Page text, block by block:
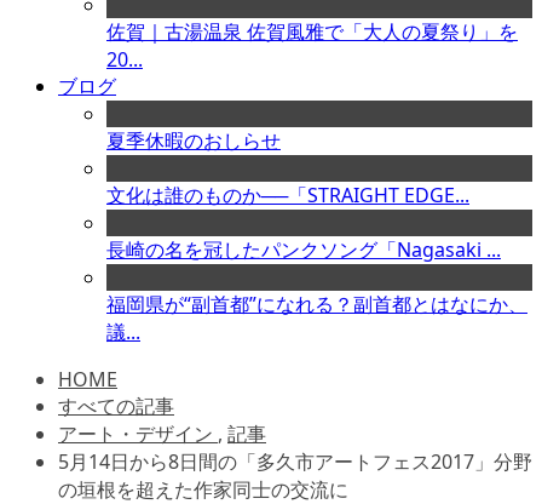
佐賀｜古湯温泉 佐賀風雅で「大人の夏祭り」を
20...
ブログ
夏季休暇のおしらせ
文化は誰のものか──「STRAIGHT EDGE...
長崎の名を冠したパンクソング「Nagasaki ...
福岡県が“副首都”になれる？副首都とはなにか、
議...
HOME
すべての記事
アート・デザイン , 記事
5月14日から8日間の「多久市アートフェス2017」分野
の垣根を超えた作家同士の交流に